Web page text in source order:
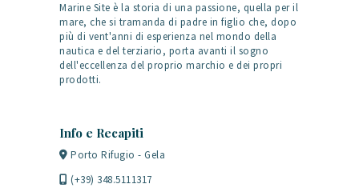
Marine Site è la storia di una passione, quella per il
mare, che si tramanda di padre in figlio che, dopo
più di vent'anni di esperienza nel mondo della
nautica e del terziario, porta avanti il sogno
dell'eccellenza del proprio marchio e dei propri
prodotti.
Info e Recapiti
Porto Rifugio - Gela
(+39) 348.5111317